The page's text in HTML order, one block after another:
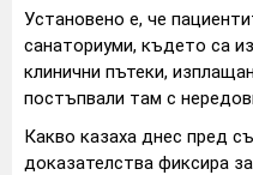
Установено е, че
санаториуми, където са
клинични пътеки,
постъпвали там с
Какво казаха днес пред
доказателства фиксира